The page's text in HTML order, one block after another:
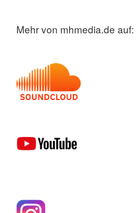
Mehr von mhmedia.de auf: